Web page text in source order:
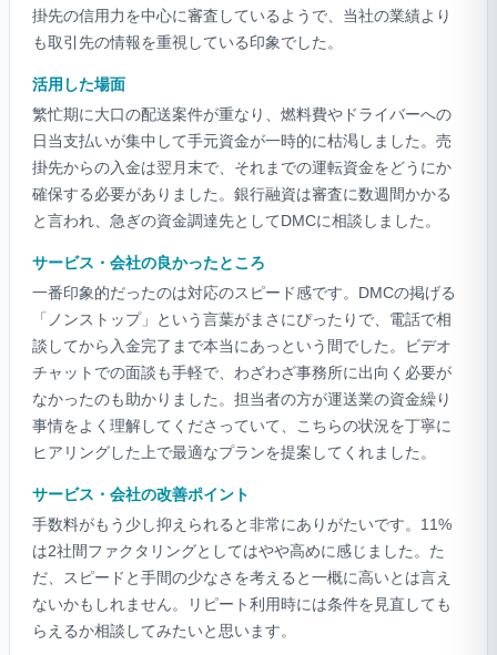
掛先の信用力を中心に審査しているようで、当社の業績より
も取引先の情報を重視している印象でした。
活用した場面
繁忙期に大口の配送案件が重なり、燃料費やドライバーへの
日当支払いが集中して手元資金が一時的に枯渇しました。売
掛先からの入金は翌月末で、それまでの運転資金をどうにか
確保する必要がありました。銀行融資は審査に数週間かかる
と言われ、急ぎの資金調達先としてDMCに相談しました。
サービス・会社の良かったところ
一番印象的だったのは対応のスピード感です。DMCの掲げる
「ノンストップ」という言葉がまさにぴったりで、電話で相
談してから入金完了まで本当にあっという間でした。ビデオ
チャットでの面談も手軽で、わざわざ事務所に出向く必要が
なかったのも助かりました。担当者の方が運送業の資金繰り
事情をよく理解してくださっていて、こちらの状況を丁寧に
ヒアリングした上で最適なプランを提案してくれました。
サービス・会社の改善ポイント
手数料がもう少し抑えられると非常にありがたいです。11%
は2社間ファクタリングとしてはやや高めに感じました。た
だ、スピードと手間の少なさを考えると一概に高いとは言え
ないかもしれません。リピート利用時には条件を見直しても
らえるか相談してみたいと思います。